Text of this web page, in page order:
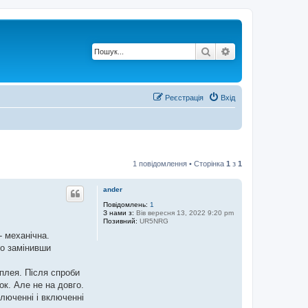
Пошук
Вхід
Реєстрація
1 повідомлення • Сторінка 1 з 1
ander
Повідомлень: 1
З нами з: Вів вересня 13, 2022 9:20 pm
Позивний: UR5NRG
механічна.
замінивши
Після спроби
Але не на довго.
і включенні